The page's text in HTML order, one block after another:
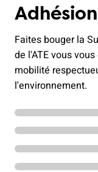
Adhésion
Faites bouger la
de l'ATE vous
mobilité
l'environnement.